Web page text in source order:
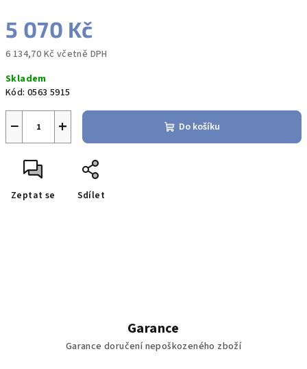
5 070 Kč
6 134,70 Kč včetně DPH
cena:
Skladem
Kód: 0563 5915
+
− Do košíku
Zeptat se Sdílet
Garance
Garance doručení nepoškozeného zboží